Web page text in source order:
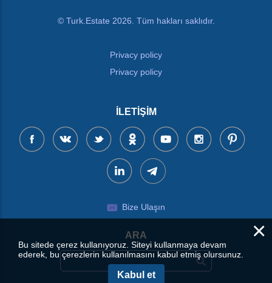
© Turk.Estate 2026. Tüm hakları saklıdır.
Privacy policy
Privacy policy
İLETIŞIM
Bize Ulaşın
ARA ×
Bu sitede çerez kullanıyoruz. Siteyi kullanmaya devam
ederek, bu çerezlerin kullanılmasını kabul etmiş olursunuz.
Kabul et